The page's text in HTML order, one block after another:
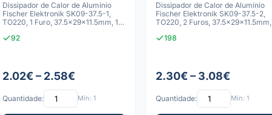
Dissipador de Calor de Alumínio
Fischer Elektronik SK09-37.5-1,
TO220, 1 Furo, 37.5x29x11.5mm, 12
92
2.02€ – 2.58€
Quantidade: Mín: 1
Dissipador de Calor de Alumínio
Fischer Elektronik SK09-37.5-2,
TO220, 2 Furos, 37.5x29x11.5mm,
198
2.30€ – 3.08€
Quantidade: Mín: 1